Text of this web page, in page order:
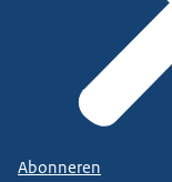
Abonneren